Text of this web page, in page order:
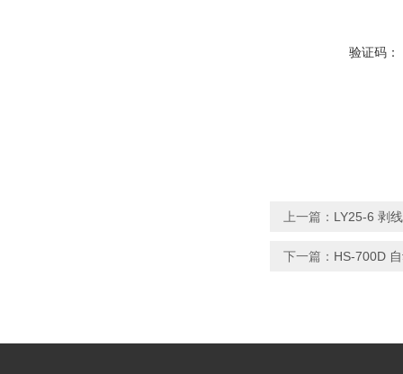
验证码：
上一篇： LY25-6 剥
下一篇： HS-700D